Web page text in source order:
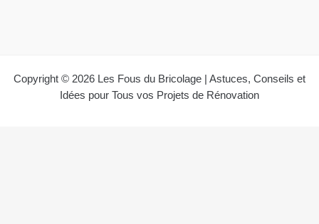
Copyright © 2026 Les Fous du Bricolage | Astuces, Conseils et
Idées pour Tous vos Projets de Rénovation